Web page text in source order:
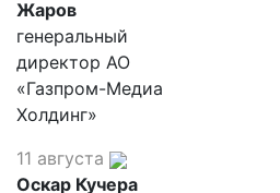
Жаров
генеральный
директор АО
«Газпром-Медиа
Холдинг»
11 августа
Оскар Кучера